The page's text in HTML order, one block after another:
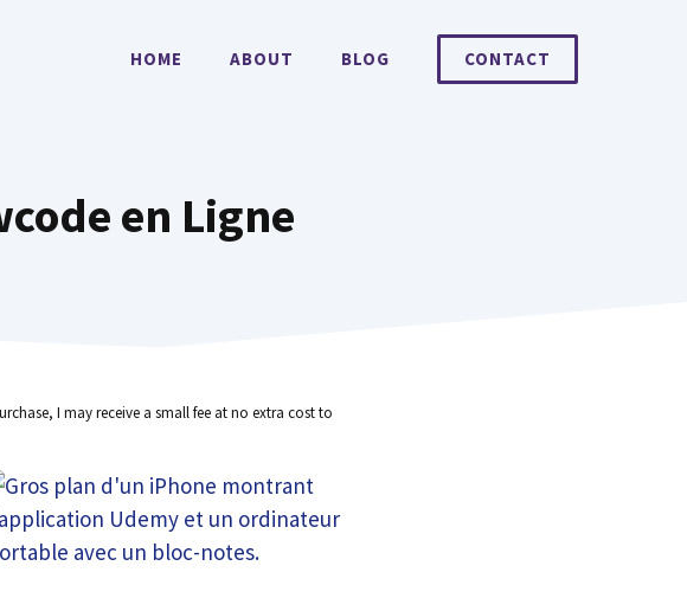
HOME ABOUT BLOG CONTACT
en Ligne
I may receive a small fee at no extra cost to